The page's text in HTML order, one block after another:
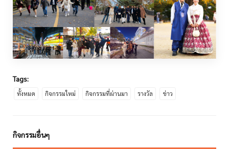
Tags:
ทั้งหมด กิจกรรมใหม่ กิจกรรมที่ผ่านมา รางวัล ข่าว
กิจกรรมอื่นๆ